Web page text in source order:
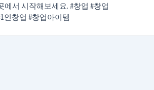
에서 시작해보세요. #창업 #창업
인창업 #창업아이템